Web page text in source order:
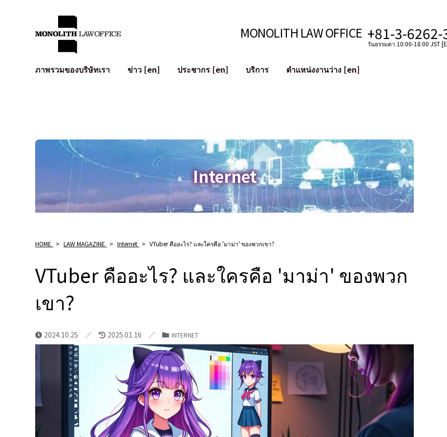
MONOLITH LAW OFFICE +81-3-
วันธรรมดา 10:00-18:00 JST
ภาพรวมของบริษัทเรา
ข่าว [en] ประชากร [en]
บริการ
การป้องกันข้อมูลส่วนบุคคล
การตรวจสอบโฆษณา
AI (ChatGPT ฯลฯ)
อาชญากรรมไซเบอร์
การบรรเทาความเสียหายต่อชื่อเสียง
การระบุตัวตนของคำกล่าวหาที่เป็นการใส่ร้
ตำแหน่งงานว่าง [en]
Internet
HOME > LAW MAGAZINE > Internet > VTuber คืออะไร? และใครคือ 'มาม่า' ของพวกเขา?
VTuber คืออะไร? และใครคือ 'มาม่า' ของพวก
เขา?
2024.10.25 2025.01.16 INTERNET